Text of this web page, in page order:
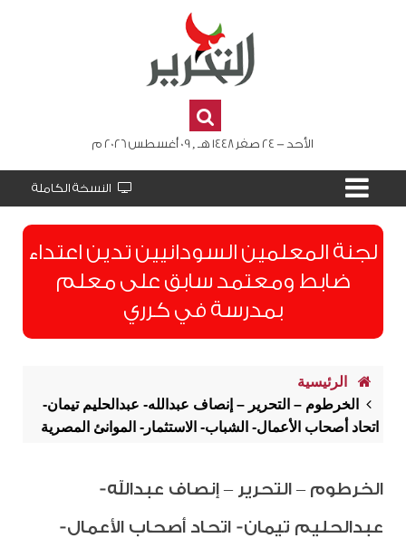
الأحد - 24 صفر 1448 هـ , 09 أغسطس 2026 م
النسخة الكاملة
لجنة المعلمين السودانيين تدين اعتداء
ضابط ومعتمد سابق على معلم
بمدرسة في كرري
الرئيسية
الخرطوم – التحرير – إنصاف عبدالله- عبدالحليم تيمان-
اتحاد أصحاب الأعمال- الشباب- الاستثمار- الموانئ المصرية
الخرطوم – التحرير – إنصاف عبدالله-
عبدالحليم تيمان- اتحاد أصحاب الأعمال-